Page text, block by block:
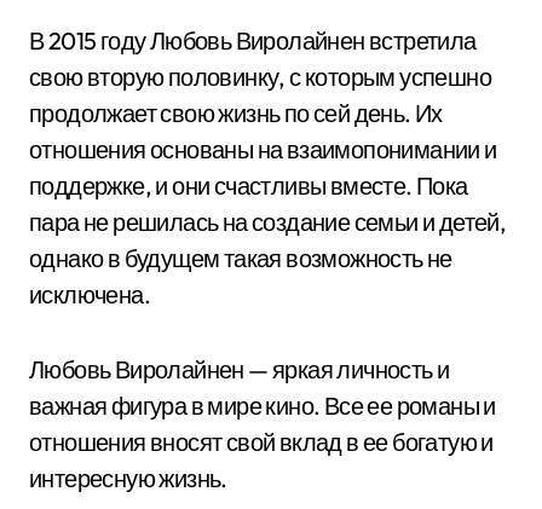
В 2015 году Любовь Виролайнен встретила
свою вторую половинку, с которым успешно
продолжает свою жизнь по сей день. Их
отношения основаны на взаимопонимании и
поддержке, и они счастливы вместе. Пока
пара не решилась на создание семьи и детей,
однако в будущем такая возможность не
исключена.
Любовь Виролайнен — яркая личность и
важная фигура в мире кино. Все ее романы и
отношения вносят свой вклад в ее богатую и
интересную жизнь.